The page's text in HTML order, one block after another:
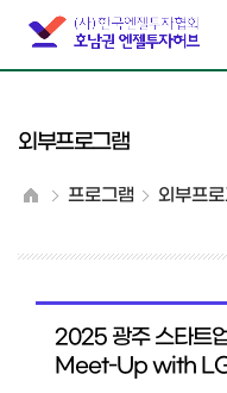
외부프로그램
프로그램 외부프
2025 광주 스타트
Meet-Up with LG